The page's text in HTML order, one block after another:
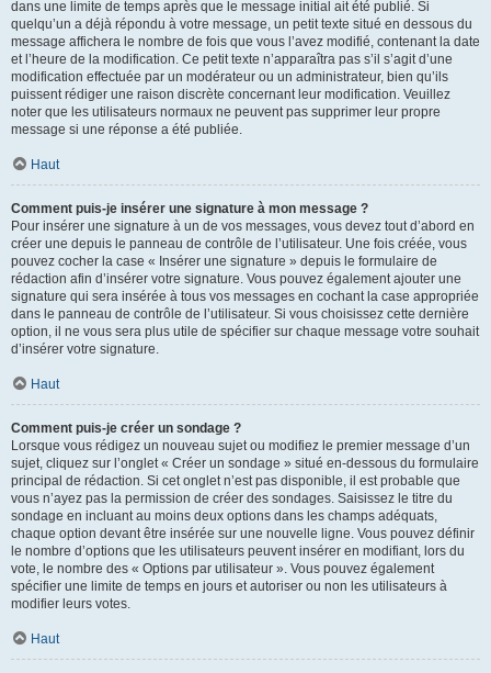
dans une limite de temps après que le message initial ait été publié. Si
quelqu’un a déjà répondu à votre message, un petit texte situé en dessous du
message affichera le nombre de fois que vous l’avez modifié, contenant la date
et l’heure de la modification. Ce petit texte n’apparaîtra pas s’il s’agit d’une
modification effectuée par un modérateur ou un administrateur, bien qu’ils
puissent rédiger une raison discrète concernant leur modification. Veuillez
noter que les utilisateurs normaux ne peuvent pas supprimer leur propre
message si une réponse a été publiée.
Haut
Comment puis-je insérer une signature à mon message ?
Pour insérer une signature à un de vos messages, vous devez tout d’abord en
créer une depuis le panneau de contrôle de l’utilisateur. Une fois créée, vous
pouvez cocher la case « Insérer une signature » depuis le formulaire de
rédaction afin d’insérer votre signature. Vous pouvez également ajouter une
signature qui sera insérée à tous vos messages en cochant la case appropriée
dans le panneau de contrôle de l’utilisateur. Si vous choisissez cette dernière
option, il ne vous sera plus utile de spécifier sur chaque message votre souhait
d’insérer votre signature.
Haut
Comment puis-je créer un sondage ?
Lorsque vous rédigez un nouveau sujet ou modifiez le premier message d’un
sujet, cliquez sur l’onglet « Créer un sondage » situé en-dessous du formulaire
principal de rédaction. Si cet onglet n’est pas disponible, il est probable que
vous n’ayez pas la permission de créer des sondages. Saisissez le titre du
sondage en incluant au moins deux options dans les champs adéquats,
chaque option devant être insérée sur une nouvelle ligne. Vous pouvez définir
le nombre d’options que les utilisateurs peuvent insérer en modifiant, lors du
vote, le nombre des « Options par utilisateur ». Vous pouvez également
spécifier une limite de temps en jours et autoriser ou non les utilisateurs à
modifier leurs votes.
Haut